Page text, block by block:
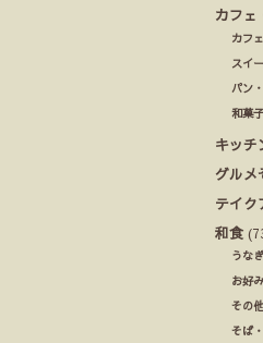
カフェ
カフェ
スイ
パン
和菓
キッチ
グルメ
テイク
和食
うなぎ
お好
その
そば